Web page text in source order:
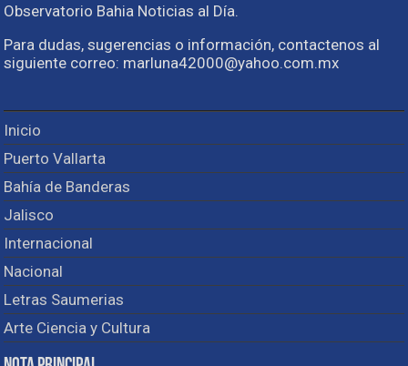
Observatorio Bahia Noticias al Día.
Para dudas, sugerencias o información, contactenos al
siguiente correo: marluna42000@yahoo.com.mx
Inicio
Puerto Vallarta
Bahía de Banderas
Jalisco
Internacional
Nacional
Letras Saumerias
Arte Ciencia y Cultura